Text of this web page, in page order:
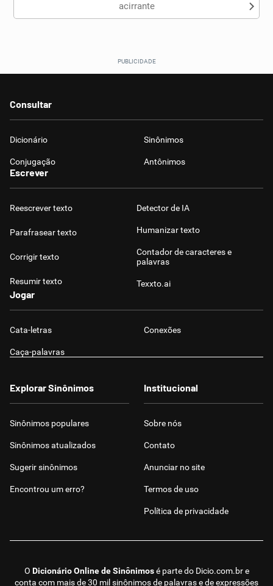
acirrante
Consultar
Dicionário Sinônimos
Conjugação Antônimos
Escrever
Reescrever texto
Parafrasear texto
Corrigir texto
Resumir texto
Detector de IA
Humanizar texto
Contador de caracteres e
palavras
Texxto.ai
Jogar
Cata-letras Conexões
Caça-palavras
O Dicionário Online de Sinônimosé parte do Dicio.com.bre
conta com mais de 30 mil sinônimos de palavras e de expressões
Explorar Sinônimos
Sinônimos populares
Sinônimos atualizados
Sugerir sinônimos
Encontrou um erro?
Institucional
Sobre nós
Contato
Anunciar no site
Termos de uso
Política de privacidade